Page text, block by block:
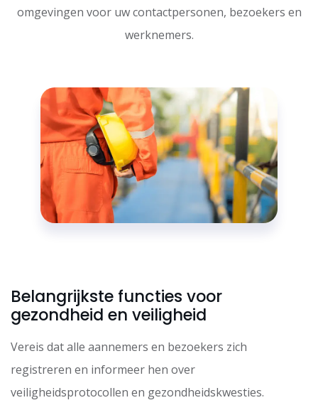
omgevingen voor uw contactpersonen, bezoekers en
werknemers.
Belangrijkste functies voor
gezondheid en veiligheid
Vereis dat alle aannemers en bezoekers zich
registreren en informeer hen over
veiligheidsprotocollen en gezondheidskwesties.